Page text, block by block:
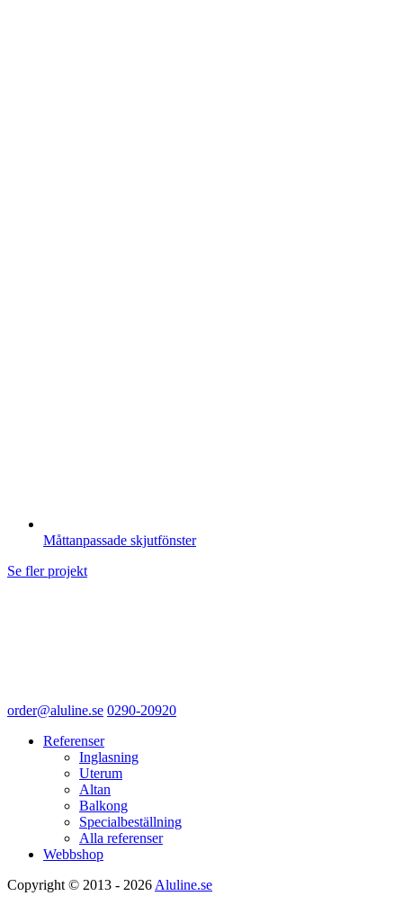
Måttanpassade skjutfönster
Se fler projekt
order@aluline.se 0290-20920
Referenser
Inglasning
Uterum
Altan
Balkong
Specialbeställning
Alla referenser
Webbshop
Copyright © 2013 - 2026Aluline.se